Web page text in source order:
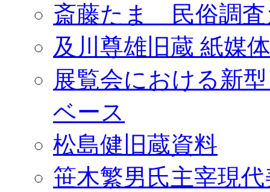
斎藤たま 民俗調査
及川尊雄旧蔵 紙媒
展覧会における新
ベース
松島健旧蔵資料
笹木繁男氏主宰現